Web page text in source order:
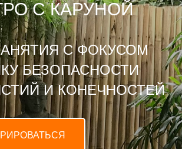
C КАРУНОЙ
С ФОКУСОМ
БЕЗОПАСНОСТИ
И КОНЕЧНОСТЕЙ